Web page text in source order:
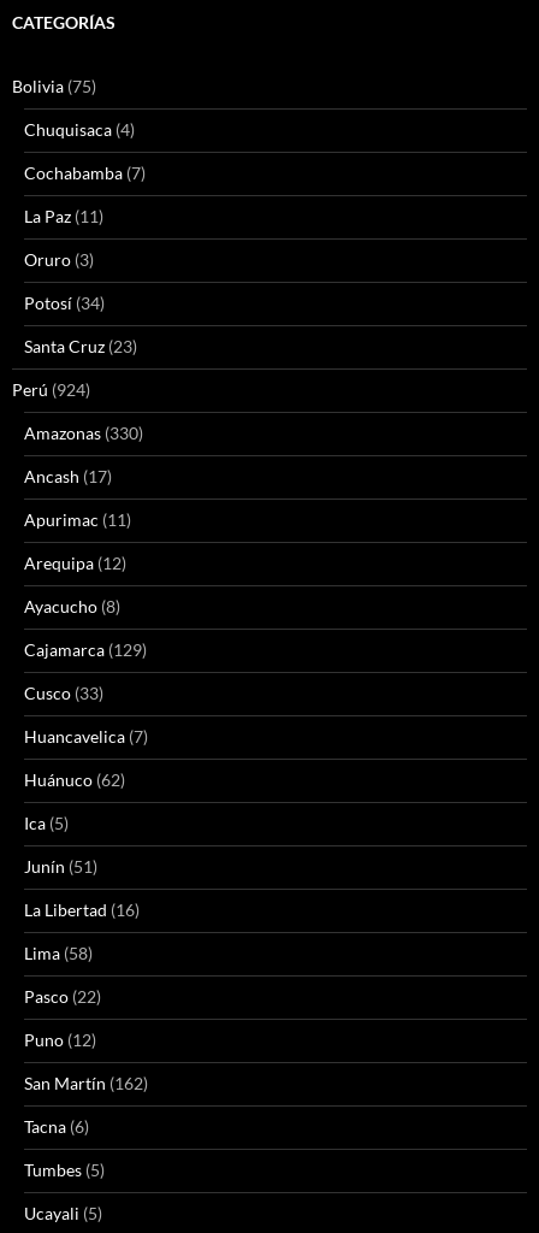
CATEGORÍAS
Bolivia (75)
Chuquisaca (4)
Cochabamba (7)
La Paz (11)
Oruro (3)
Potosí (34)
Santa Cruz (23)
Perú (924)
Amazonas (330)
Ancash (17)
Apurimac (11)
Arequipa (12)
Ayacucho (8)
Cajamarca (129)
Cusco (33)
Huancavelica (7)
Huánuco (62)
Ica (5)
Junín (51)
La Libertad (16)
Lima (58)
Pasco (22)
Puno (12)
San Martín (162)
Tacna (6)
Tumbes (5)
Ucayali (5)